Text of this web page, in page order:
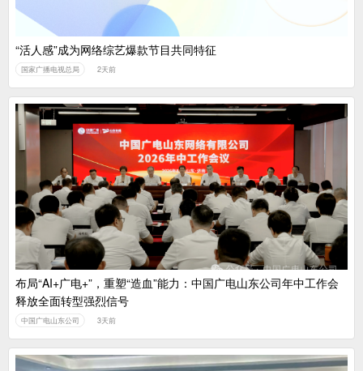
“活人感”成为网络综艺爆款节目共同特征
国家广播电视总局 2天前
布局“AI+广电+”，重塑“造血”能力：中国广电山东公司年中工作会
释放全面转型强烈信号
中国广电山东公司 3天前